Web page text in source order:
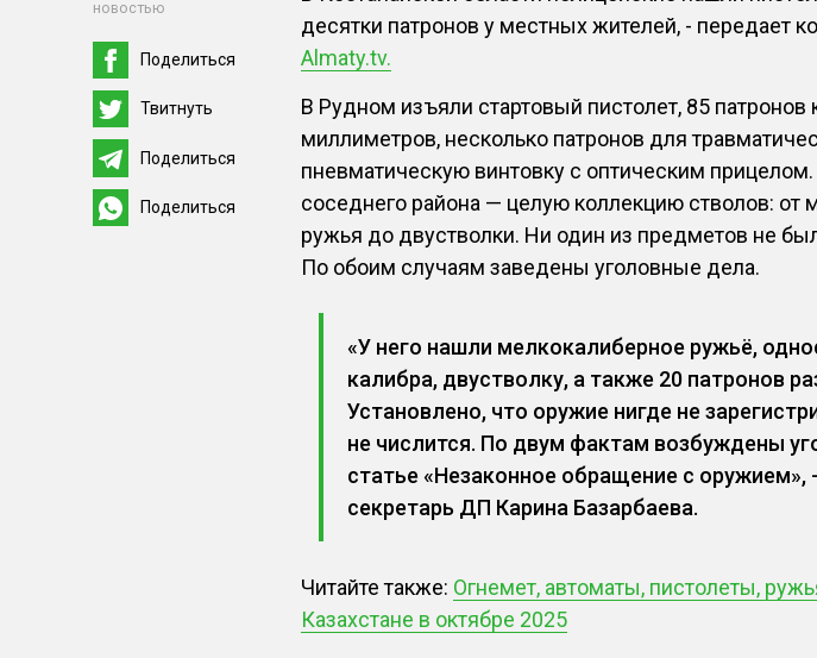
новостью
Поделиться
Твитнуть
Поделиться
Поделиться
десятки патронов у местных жителей, - передает
Almaty.tv.
В Рудном изъяли стартовый пистолет, 85 патронов
миллиметров, несколько патронов для
пневматическую винтовку с оптическим
соседнего района — целую коллекцию стволов: от
ружья до двустволки. Ни один из предметов не
По обоим случаям заведены уголовные дела.
«У него нашли мелкокалиберное ружьё,
калибра, двустволку, а также 20 патронов
Установлено, что оружие нигде не
не числится. По двум фактам возбуждены
статье «Незаконное обращение с
секретарь ДП Карина Базарбаева.
Читайте также: Огнемет, автоматы, пистолеты,
Казахстане в октябре 2025